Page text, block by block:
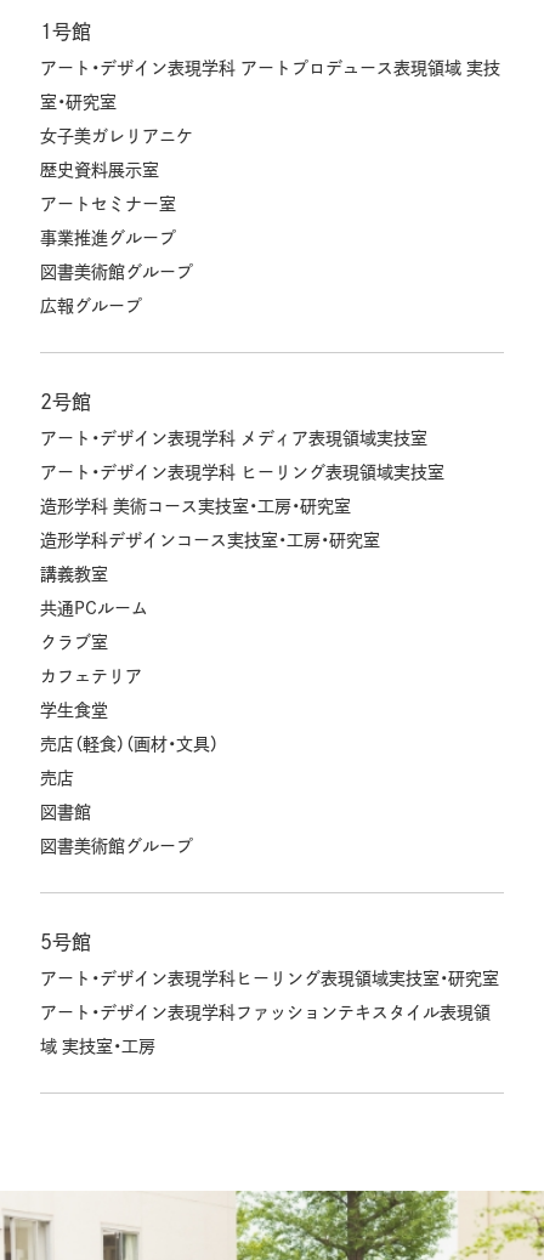
1号館
アート・デザイン表現学科 アートプロデュース表現領域 実技
室・研究室
女子美ガレリアニケ
歴史資料展示室
アートセミナー室
事業推進グループ
図書美術館グループ
広報グループ
2号館
アート・デザイン表現学科 メディア表現領域実技室
アート・デザイン表現学科 ヒーリング表現領域実技室
造形学科 美術コース実技室・工房・研究室
造形学科デザインコース実技室・工房・研究室
講義教室
共通PCルーム
クラブ室
カフェテリア
学生食堂
売店（軽食）（画材・文具）
売店
図書館
図書美術館グループ
5号館
アート・デザイン表現学科ヒーリング表現領域実技室・研究室
アート・デザイン表現学科ファッションテキスタイル表現領
域 実技室・工房